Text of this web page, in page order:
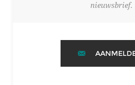
nieuwsbrief.